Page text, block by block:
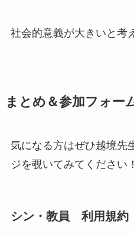
社会的意義が大きいと考
まとめ＆参加フォー
気になる方はぜひ越境先
ジを覗いてみてください！
シン・教員 利用規約